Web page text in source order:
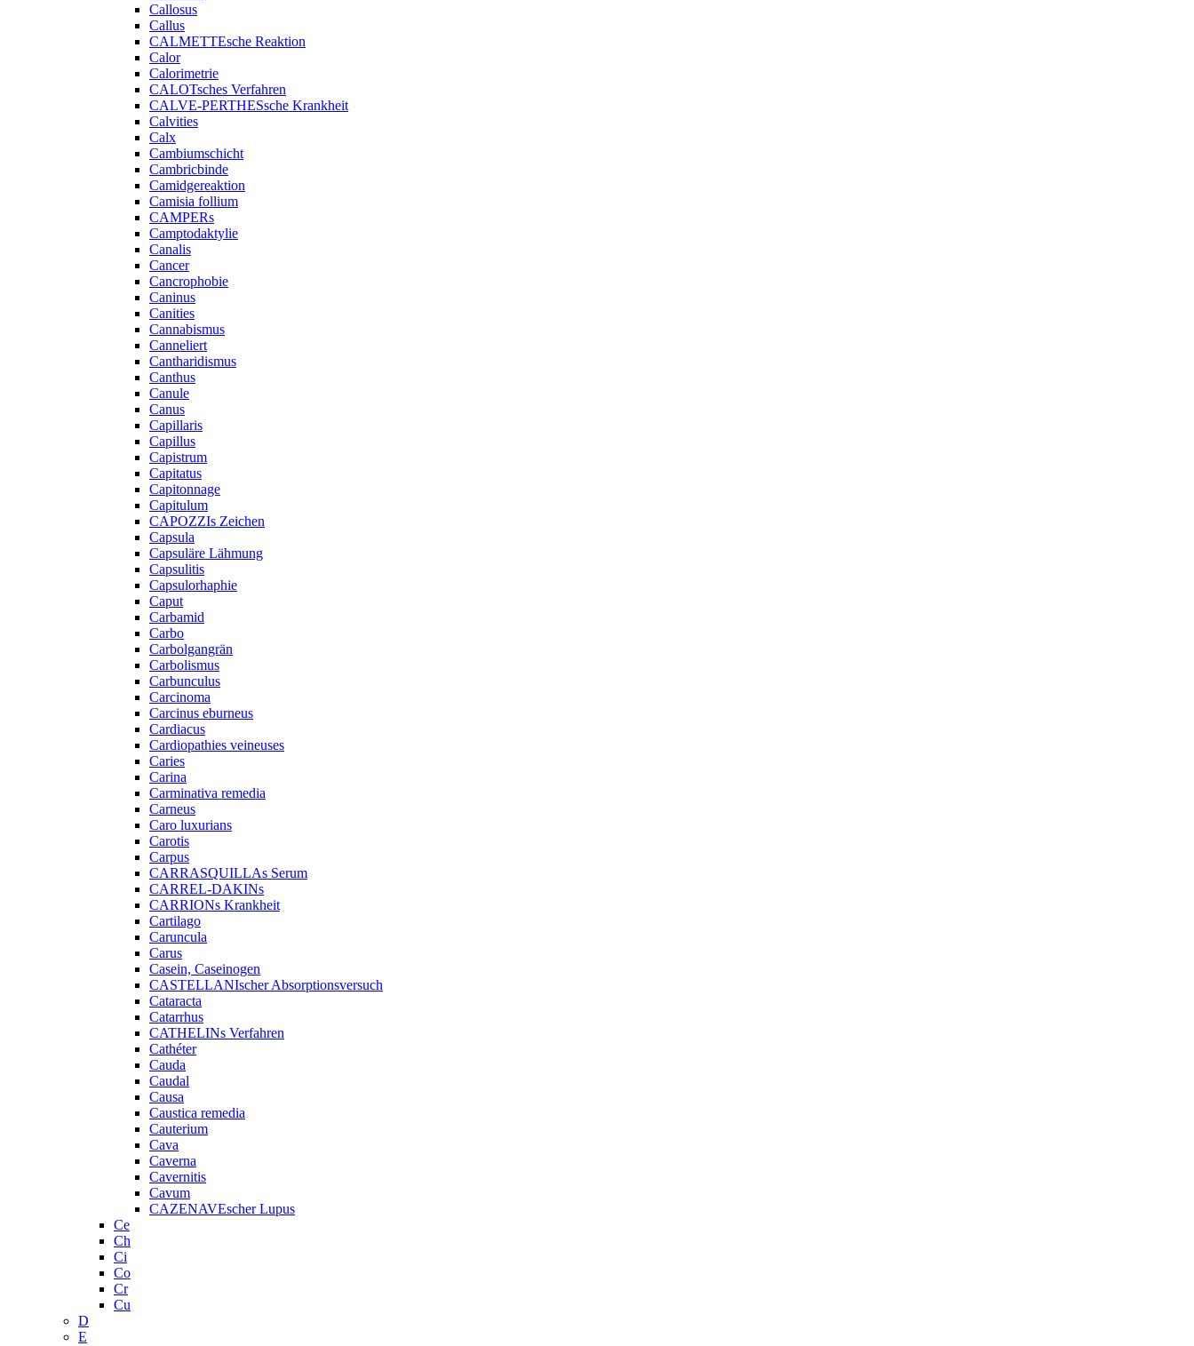
Callosus
Callus
CALMETTEsche Reaktion
Calor
Calorimetrie
CALOTsches Verfahren
CALVE-PERTHESsche Krankheit
Calvities
Calx
Cambiumschicht
Cambricbinde
Camidgereaktion
Camisia follium
CAMPERs
Camptodaktylie
Canalis
Cancer
Cancrophobie
Caninus
Canities
Cannabismus
Canneliert
Cantharidismus
Canthus
Canule
Canus
Capillaris
Capillus
Capistrum
Capitatus
Capitonnage
Capitulum
CAPOZZIs Zeichen
Capsula
Capsuläre Lähmung
Capsulitis
Capsulorhaphie
Caput
Carbamid
Carbo
Carbolgangrän
Carbolismus
Carbunculus
Carcinoma
Carcinus eburneus
Cardiacus
Cardiopathies veineuses
Caries
Carina
Carminativa remedia
Carneus
Caro luxurians
Carotis
Carpus
CARRASQUILLAs Serum
CARREL-DAKINs
CARRIONs Krankheit
Cartilago
Caruncula
Carus
Casein, Caseinogen
CASTELLANIscher Absorptionsversuch
Cataracta
Catarrhus
CATHELINs Verfahren
Cathéter
Cauda
Caudal
Causa
Caustica remedia
Cauterium
Cava
Caverna
Cavernitis
Cavum
CAZENAVEscher Lupus
Ce
Ch
Ci
Co
Cr
Cu
D
E